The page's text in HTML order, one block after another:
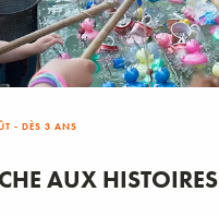
- DÈS 3 ANS
AUX HISTOIRES